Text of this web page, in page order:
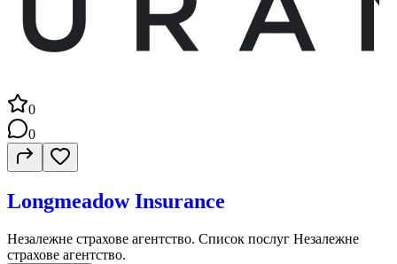
0
0
Longmeadow Insurance
Незалежне страхове агентство. Список послуг Незалежне
страхове агентство.